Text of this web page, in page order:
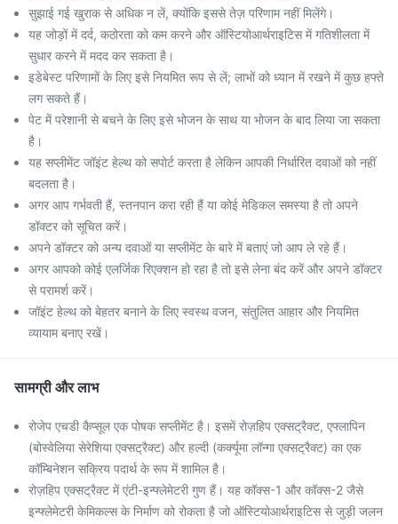
सुझाई गई खुराक से अधिक न लें, क्योंकि इससे तेज़ परिणाम नहीं मिलेंगे।
यह जोड़ों में दर्द, कठोरता को कम करने और ऑस्टियोआर्थराइटिस में गतिशीलता में
सुधार करने में मदद कर सकता है।
इडेबेस्ट परिणामों के लिए इसे नियमित रूप से लें; लाभों को ध्यान में रखने में कुछ हफ्ते
लग सकते हैं।
पेट में परेशानी से बचने के लिए इसे भोजन के साथ या भोजन के बाद लिया जा सकता
है।
यह सप्लीमेंट जॉइंट हेल्थ को सपोर्ट करता है लेकिन आपकी निर्धारित दवाओं को नहीं
बदलता है।
अगर आप गर्भवती हैं, स्तनपान करा रही हैं या कोई मेडिकल समस्या है तो अपने
डॉक्टर को सूचित करें।
अपने डॉक्टर को अन्य दवाओं या सप्लीमेंट के बारे में बताएं जो आप ले रहे हैं।
अगर आपको कोई एलर्जिक रिएक्शन हो रहा है तो इसे लेना बंद करें और अपने डॉक्टर
से परामर्श करें।
जॉइंट हेल्थ को बेहतर बनाने के लिए स्वस्थ वजन, संतुलित आहार और नियमित
व्यायाम बनाए रखें।
सामग्री और लाभ
रोजेप एचडी कैप्सूल एक पोषक सप्लीमेंट है। इसमें रोज़हिप एक्सट्रैक्ट, एफ्लापिन
(बोस्वेलिया सेरेशिया एक्सट्रैक्ट) और हल्दी (कर्क्यूमा लॉन्गा एक्सट्रैक्ट) का एक
कॉम्बिनेशन सक्रिय पदार्थ के रूप में शामिल है।
रोज़हिप एक्सट्रैक्ट में एंटी-इन्फ्लेमेटरी गुण हैं। यह कॉक्स-1 और कॉक्स-2 जैसे
इन्फ्लेमेटरी केमिकल्स के निर्माण को रोकता है जो ऑस्टियोआर्थराइटिस से जुड़ी जलन